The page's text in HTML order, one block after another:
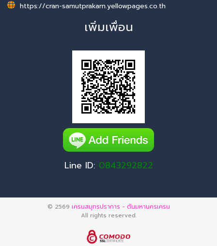
https://cran-samutprakarn.yellowpages.co.th
เพิ่มเพื่อน
Line ID: 0843292822
© 2569 เครนสมุทรปราการ - ต้นมหานครเครน
All rights reserved.